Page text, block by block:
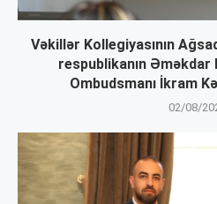
Vəkillər Kollegiyasının
respublikanın Əməkdar
Ombudsmanı İkram
02/08/